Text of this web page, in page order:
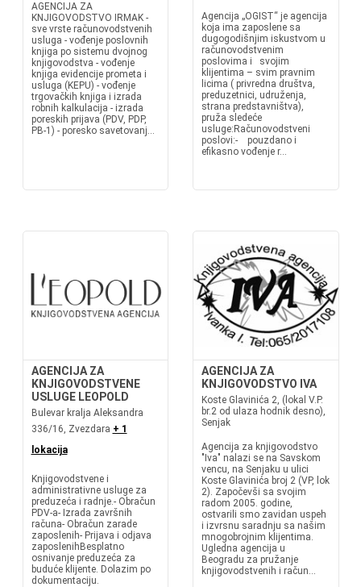
AGENCIJA ZA
KNJIGOVODSTVO IRMAK -
sve vrste računovodstvenih
usluga - vođenje poslovnih
knjiga po sistemu dvojnog
knjigovodstva - vođenje
knjiga evidencije prometa i
usluga (KEPU) - vođenje
trgovačkih knjiga i izrada
robnih kalkulacija - izrada
poreskih prijava (PDV, PDP,
PB-1) - poresko savetovanj...
Agencija „OGIST“ je agencija
koja ima zaposlene sa
dugogodišnjim iskustvom u
računovodstvenim
poslovima i svojim
klijentima – svim pravnim
licima ( privredna društva,
preduzetnici, udruženja,
strana predstavništva),
pruža sledeće
usluge:Računovodstveni
poslovi:- pouzdano i
efikasno vođenje r...
AGENCIJA ZA
KNJIGOVODSTVENE
USLUGE LEOPOLD
Bulevar kralja Aleksandra
336/16, Zvezdara + 1
lokacija
Knjigovodstvene i
administrativne usluge za
preduzeća i radnje.- Obračun
PDV-a- Izrada završnih
računa- Obračun zarade
zaposlenih- Prijava i odjava
zaposlenihBesplatno
osnivanje preduzeća za
buduće klijente. Dolazim po
dokumentaciju.
AGENCIJA ZA
KNJIGOVODSTVO IVA
Koste Glavinića 2, (lokal V.P.
br.2 od ulaza hodnik desno),
Senjak
Agencija za knjigovodstvo
"Iva" nalazi se na Savskom
vencu, na Senjaku u ulici
Koste Glavinića broj 2 (VP, lok
2). Započevši sa svojim
radom 2005. godine,
ostvarili smo zavidan uspeh
i izvrsnu saradnju sa našim
mnogobrojnim klijentima.
Ugledna agencija u
Beogradu za pružanje
knjigovodstvenih i račun...